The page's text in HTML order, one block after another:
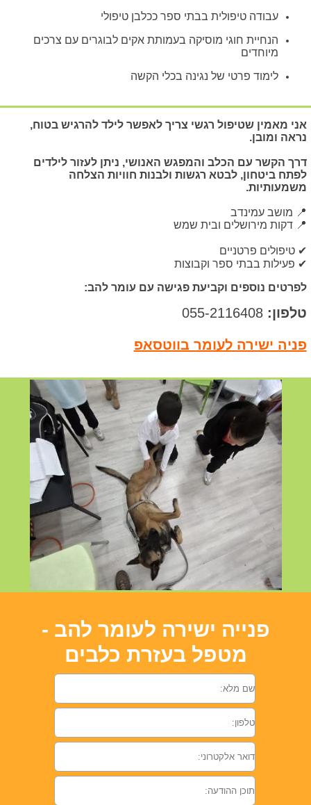
פנייה ישירה לעומר להב -
מטפל בעזרת כלבים
עבודה טיפולית בבתי ספר ככלבן טיפולי
הנחיית חוגי מוסיקה בעמותת אקים לבוגרים עם צרכים
מיוחדים
לימוד פרטי של נגינה בכלי הקשה
אני מאמין שטיפול רגשי צריך לאפשר לילד להרגיש בטוח,
נראה ומובן.
דרך הקשר עם הכלב והמפגש האנושי, ניתן לעזור לילדים
לפתח ביטחון, לבטא רגשות ולבנות חוויות הצלחה
משמעותיות.
📍 מושב עמינדב
📍 דקות מירושלים ובית שמש
✔ טיפולים פרטניים
✔ פעילות בבתי ספר וקבוצות
לפרטים נוספים וקביעת פגישה עם עומר להב:
טלפון:055-2116408
פניה ישירה לעומר בווטסאפ